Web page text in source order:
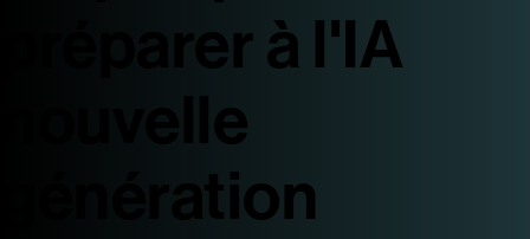
préparer à l'IA
nouvelle
génération